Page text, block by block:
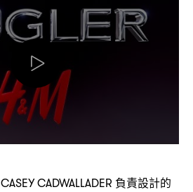
CASEY CADWALLADER 負責設計的